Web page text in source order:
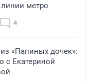
метро
4
«Папиных дочек»:
с Екатериной